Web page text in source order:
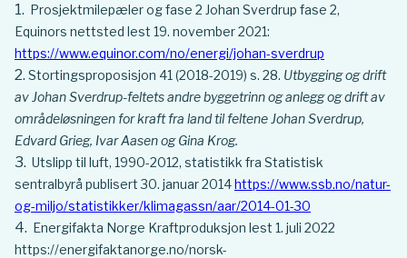
Prosjektmilepæler og fase 2 Johan Sverdrup fase 2,
Equinors nettsted lest 19. november 2021:
https://www.equinor.com/no/energi/johan-sverdrup
Stortingsproposisjon 41 (2018-2019) s. 28. Utbygging og drift
av Johan Sverdrup-feltets andre byggetrinn og anlegg og drift av
områdeløsningen for kraft fra land til feltene Johan Sverdrup,
Edvard Grieg, Ivar Aasen og Gina Krog.
Utslipp til luft, 1990-2012, statistikk fra Statistisk
sentralbyrå publisert 30. januar 2014https://www.ssb.no/natur-
og-miljo/statistikker/klimagassn/aar/2014-01-30
Energifakta Norge Kraftproduksjon lest 1. juli 2022
https://energifaktanorge.no/norsk-